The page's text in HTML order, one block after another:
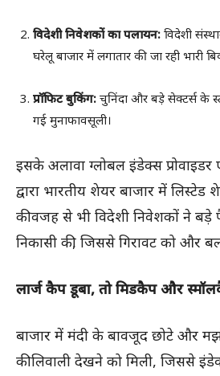
विदेशी निवेशकों का पलायन: विदेशी
घरेलू बाजार में लगातार की जा रही भारी
प्रॉफिट बुकिंग: चुनिंदा और बड़े सेक्टर्स के
गई मुनाफावसूली।
इसके अलावा ग्लोबल इंडेक्स
द्वारा भारतीय शेयर बाजार में लिस्टेड
की वजह से भी विदेशी निवेशकों ने बड़े
निकासी की, जिससे गिरावट को और
लार्ज कैप डूबा, तो मिडकैप और
बाजार में मंदी के बावजूद छोटे और
की लिवाली देखने को मिली, जिससे